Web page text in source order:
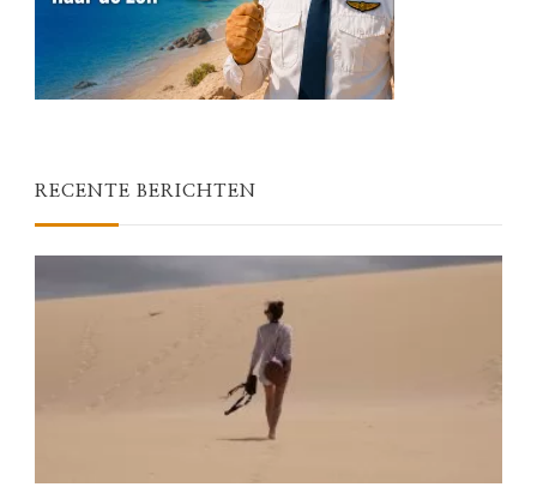
RECENTE BERICHTEN